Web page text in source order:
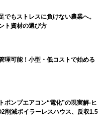
でもストレスに負けない農業へ。
ト資材の選び方
理可能！小型・低コストで始める
ポンプエアコン“電化”の現実解-ヒ
削減ボイラーレスハウス、反収1.5